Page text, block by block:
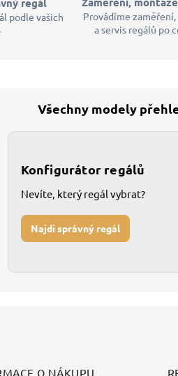
regál
podle vašich
Provádíme
a servis regálů po
Všechny modely
Konfigurátor regálů
Nevíte, který regál vybrat?
Najdi správný regál
O NÁKUPU